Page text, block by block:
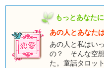
もっとあなた
あの人とあなた
あの人と私はい
の？ そんな空
た。童話タロッ